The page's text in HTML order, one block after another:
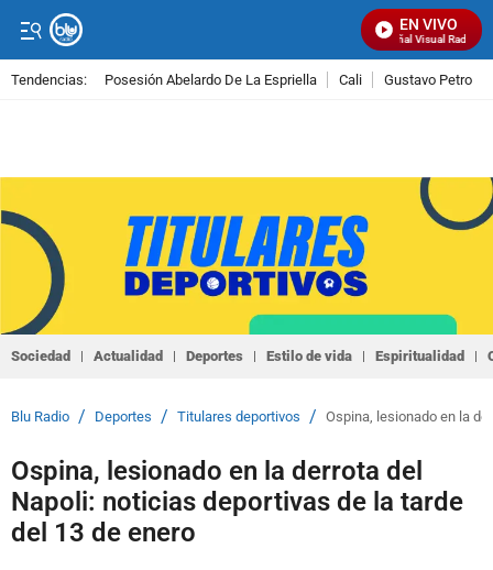
EN VIVO
Señal Visual Radio
Tendencias: Posesión Abelardo De La Espriella Cali Gustavo Petro
Sociedad Actualidad Deportes Estilo de vida Espiritualidad
Blu Radio / Deportes / Titulares deportivos / Ospina, lesionado en la
Ospina, lesionado en la derrota del
Napoli: noticias deportivas de la tarde
del 13 de enero